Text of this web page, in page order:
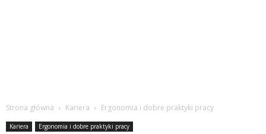
Strona główna Kariera Ergonomia i dobre praktyki pracy
Kariera Ergonomia i dobre praktyki pracy